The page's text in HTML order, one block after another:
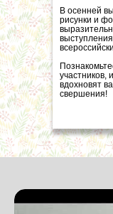
В осенней
рисунки и
участников,
вдохновят
свершения!